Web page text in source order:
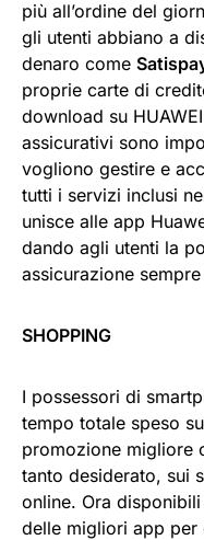
più all’ordine del
gli utenti abbiano a
denaro come
proprie carte di
download su
assicurativi sono
vogliono gestire e
tutti i servizi inclusi
unisce alle app
dando agli utenti la
assicurazione
SHOPPING
I possessori di
tempo totale speso
promozione migliore
tanto desiderato, sui
online. Ora
delle migliori app